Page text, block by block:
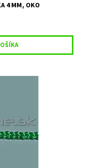
4 MM, OKO
ihrísk, k oploteniu
zelená alebo čierna
odbere 30...